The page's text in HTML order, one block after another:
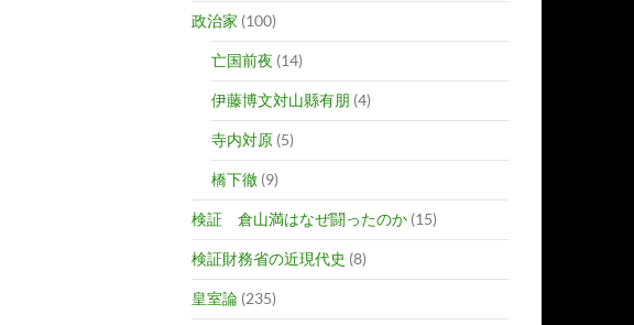
政治家 (100)
亡国前夜 (14)
伊藤博文対山縣有朋 (4)
寺内対原 (5)
橋下徹 (9)
検証 倉山満はなぜ闘ったのか (15)
検証財務省の近現代史 (8)
皇室論 (235)